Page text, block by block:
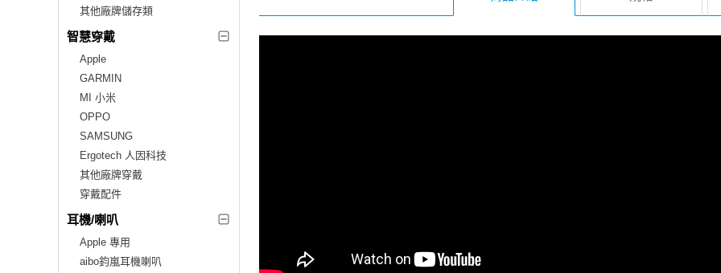
其他廠牌儲存類
智慧穿戴
Apple
GARMIN
MI 小米
OPPO
SAMSUNG
Ergotech 人因科技
其他廠牌穿戴
穿戴配件
耳機/喇叭
Apple 專用
aibo鈞嵐耳機喇叭